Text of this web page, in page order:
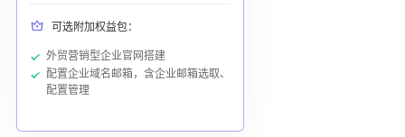
可选附加权益包：
外贸营销型企业官网搭建
配置企业域名邮箱，含企业邮箱选取、
配置管理